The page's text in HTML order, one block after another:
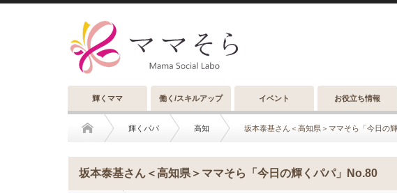
輝くママ 働く/スキルアップ イベント お役立ち情報
輝くパパ 高知 坂本泰基さん＜高知県＞ママそら「今日の
坂本泰基さん＜高知県＞ママそら「今日の輝くパパ」No.80